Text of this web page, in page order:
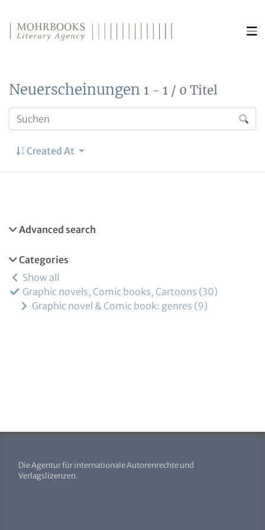
Neuerscheinungen 1 - 1 / 0 Titel
Created At
Advanced search
Categories
Show all
Graphic novels, Comic books, Cartoons 30
Graphic novel & Comic book: genres 9
Die Agentur für internationale Autorenrechte und
Verlagslizenzen.